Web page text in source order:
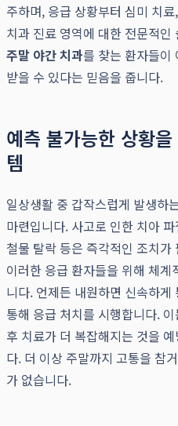
주하며, 응급 상황부터 심미 치
치과 진료 영역에 대한 전문적
주말 야간 치과를 찾는 환자들이
받을 수 있다는 믿음을 줍니다.
예측 불가능한 상황
템
일상생활 중 갑작스럽게 발생하
마련입니다. 사고로 인한 치아
철물 탈락 등은 즉각적인 조치
이러한 응급 환자들을 위해 체
니다. 언제든 내원하면 신속하
통해 응급 처치를 시행합니다.
후 치료가 더 복잡해지는 것을
다. 더 이상 주말까지 고통을 참
가 없습니다.